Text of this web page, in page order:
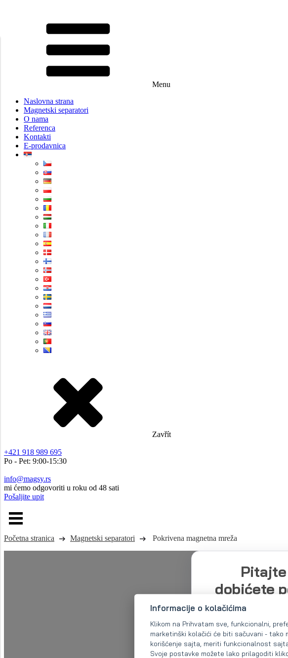
Menu
Naslovna strana
Magnetski separatori
O nama
Referenca
Kontakti
E-prodavnica
Zavřít
+421 918 989 695
Po - Pet: 9:00-15:30
info@magsy.rs
mi ćemo odgovoriti u roku od 48 sati
Pošaljite upit
Informacije o kolačićima
Klikom na Prihvatam sve, funkcionalni,
marketinški kolačići će biti sačuvani - tako
korišćenje sajta, meriti funkcionalnost
Svoje postavke možete lako prilagoditi
Početna stranica Magnetski separatori Pokrivena magnetna mreža
dobićete
Molimo opišite
vam poslati
specijaliste. On
kontakte.